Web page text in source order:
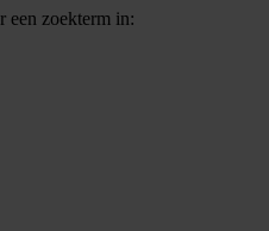
een zoekterm in: